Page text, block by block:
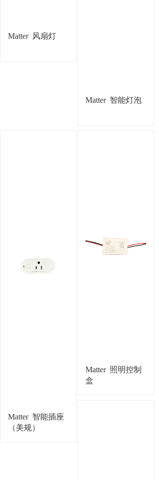
Matter 风扇灯
Matter 智能灯泡
Matter 智能插座
（美规）
Matter 照明控制
盒